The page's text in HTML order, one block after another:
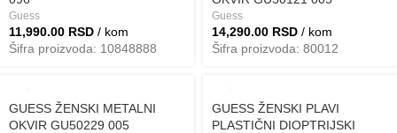
Guess
11,990.00 RSD / kom
Šifra proizvoda: 10848888
Guess
14,290.00 RSD / kom
Šifra proizvoda: 80012
GUESS ŽENSKI METALNI
OKVIR GU50229 005
GUESS ŽENSKI PLAVI
PLASTIČNI DIOPTRIJSKI